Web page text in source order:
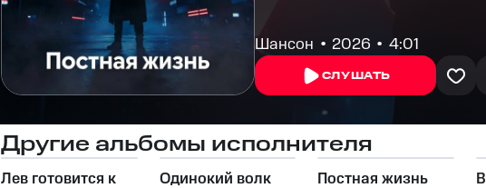
Шансон 2026 4:01
СЛУШАТЬ
Другие альбомы исполнителя
Лев готовится к
Одинокий волк Постная жизнь